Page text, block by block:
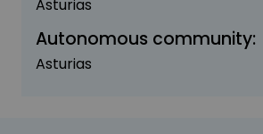
Asturias
Autonomous community:
Asturias